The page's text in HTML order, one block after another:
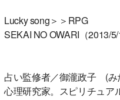
Lucky song＞＞RPG
SEKAI NO OWARI（2013/5/
占い監修者／御瀧政子 (み
心理研究家。スピリチュア